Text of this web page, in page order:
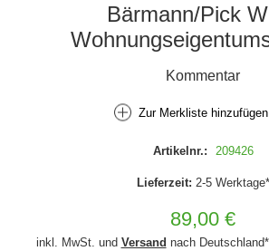
Bärmann/Pick
Kommentar
Zur Merkliste hinzufügen
Artikelnr.: 209426
Lieferzeit: 2-5 Werktage*
89,00 €
inkl. MwSt. und Versand nach